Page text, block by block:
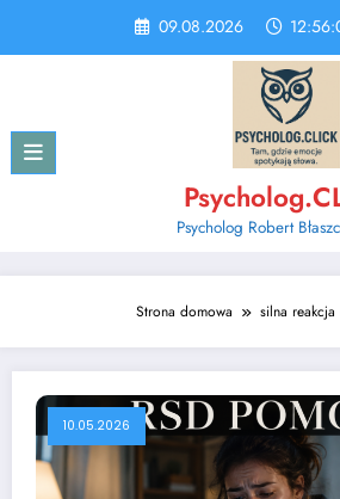
content
09.08.2026
Psycholog Robert
Strona domowa silna reakcja
10.05.2026